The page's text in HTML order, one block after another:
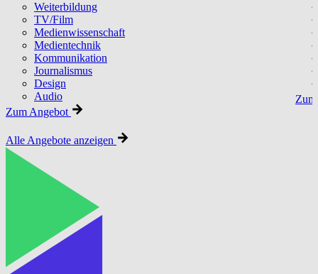
Weiterbildung
TV/Film
Medienwissenschaft
Medientechnik
Kommunikation
Journalismus
Design
Audio
Zum Angebot
Alle Angebote anzeigen